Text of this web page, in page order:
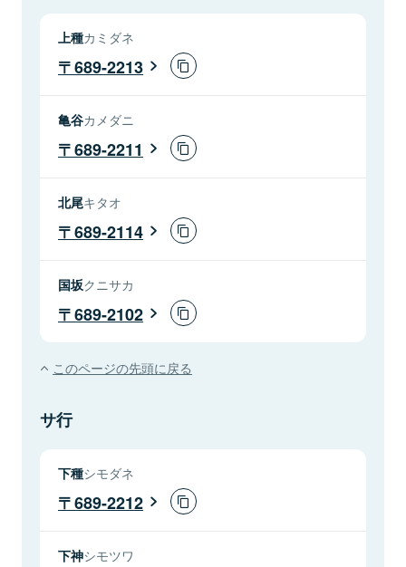
上種カミダネ
689-2213
亀谷カメダニ
689-2211
北尾キタオ
689-2114
国坂クニサカ
689-2102
このページの先頭に戻る
サ行
下種シモダネ
689-2212
下神シモツワ